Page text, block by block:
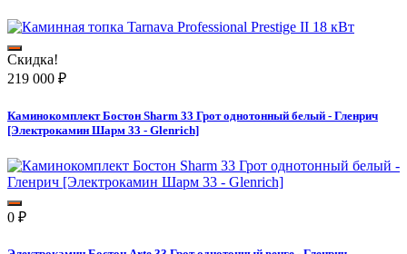
Скидка!
219 000 ₽
Каминокомплект Бостон Sharm 33 Грот однотонный белый - Гленрич
[Электрокамин Шарм 33 - Glenrich]
0 ₽